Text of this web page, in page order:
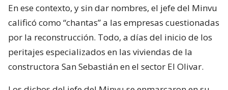
Los dichos del jefe del Minvu se enmarcaron en su
primera cuenta pública a cargo de la cartera de
Vivienda, instancia llevada a cabo en el gimnasio
municipal de Penco -región del Bío Bío-.